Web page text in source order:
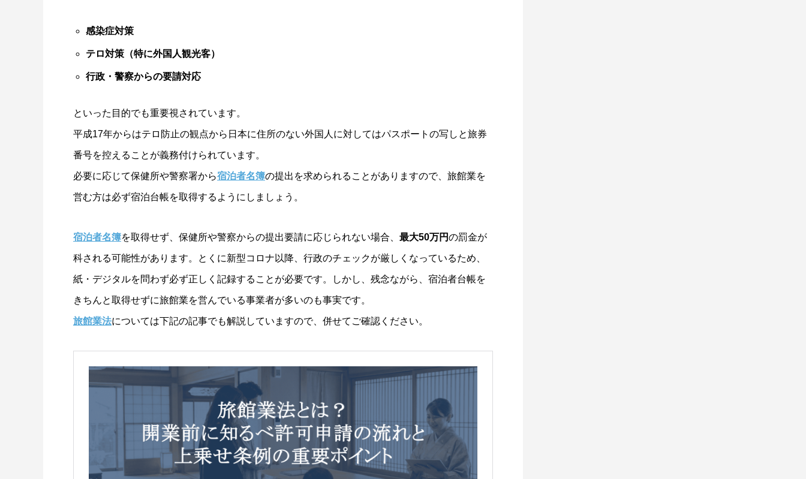
感染症対策
テロ対策（特に外国人観光客）
行政・警察からの要請対応
といった目的でも重要視されています。
平成17年からはテロ防止の観点から日本に住所のない外国人に対してはパスポートの写しと旅券
番号を控えることが義務付けられています。
必要に応じて保健所や警察署から宿泊者名簿の提出を求められることがありますので、旅館業を
営む方は必ず宿泊台帳を取得するようにしましょう。
宿泊者名簿を取得せず、保健所や警察からの提出要請に応じられない場合、 最大50万円の罰金が
科される可能性があります。とくに新型コロナ以降、行政のチェックが厳しくなっているため、
紙・デジタルを問わず必ず正しく記録することが必要です。しかし、残念ながら、宿泊者台帳を
きちんと取得せずに旅館業を営んでいる事業者が多いのも事実です。
旅館業法については下記の記事でも解説していますので、併せてご確認ください。